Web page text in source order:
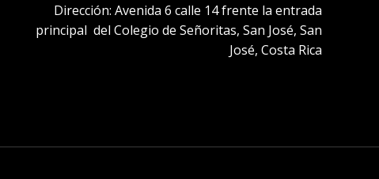
Dirección: Avenida 6 calle 14 frente la entrada
principal del Colegio de Señoritas, San José, San
José, Costa Rica